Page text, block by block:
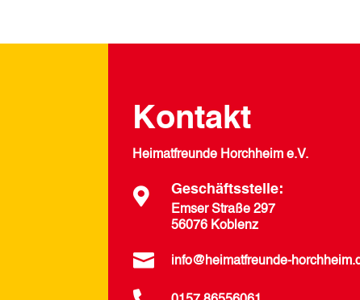
Kontakt
Heimatfreunde Horchheim e.V.
 Geschäftsstelle:
Emser Straße 297
56076 Koblenz
 info@heimatfreunde-